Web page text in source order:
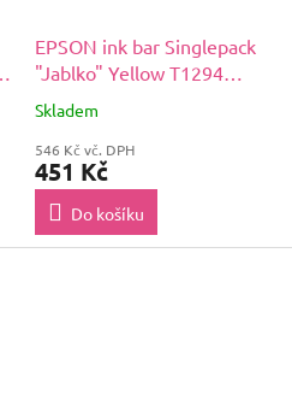
EPSON ink bar Singlepack
"Jablko" Yellow T1294
DURABrite Ultra Ink (7 ml)
Skladem
546 Kč vč. DPH
451 Kč
Do košíku